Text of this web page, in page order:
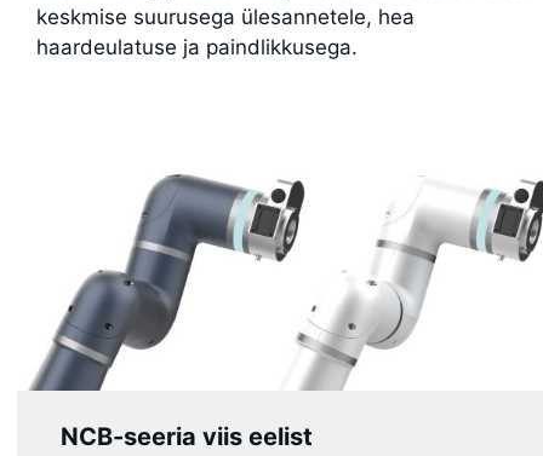
keskmise suurusega ülesannetele, hea
haardeulatuse ja paindlikkusega.
NCB-seeria viis eelist